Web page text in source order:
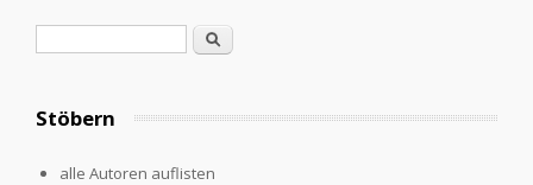
Search
Stöbern
alle Autoren auflisten